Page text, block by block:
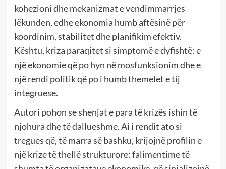
kohezioni dhe mekanizmat e vendimmarrjes
lëkunden, edhe ekonomia humb aftësinë për
koordinim, stabilitet dhe planifikim efektiv.
Kështu, kriza paraqitet si simptomë e dyfishtë: e
një ekonomie që po hyn në mosfunksionim dhe e
një rendi politik që po i humb themelet e tij
integruese.
Autori pohon se shenjat e para të krizës ishin të
njohura dhe të dallueshme. Ai i rendit ato si
tregues që, të marra së bashku, krijojnë profilin e
një krize të thellë strukturore: falimentime të